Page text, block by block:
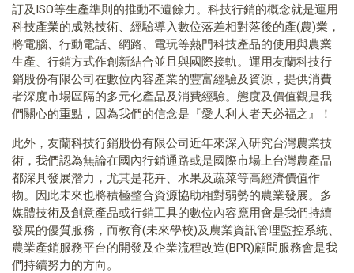
訂及ISO等生產準則的推動不遺餘力。科技行銷的概念就是運用
科技產業的成熟技術、經驗導入數位落差相對落後的產(農)業，
將電腦、行動電話、網路、電玩等熱門科技產品的使用與農業
生產、行銷方式作創新結合並且與國際接軌。運用友蘭科技行
銷股份有限公司在數位內容產業的豐富經驗及資源，提供消費
者深度市場區隔的多元化產品及消費經驗。態度及價值觀是我
們關心的重點，因為我們的信念是『愛人利人者天必福之』！
此外，友蘭科技行銷股份有限公司近年來深入研究台灣農業技
術，我們認為無論在國內行銷通路或是國際市場上台灣農產品
都深具發展潛力，尤其是花卉、水果及蔬菜等高經濟價值作
物。因此未來也將積極整合資源協助相對弱勢的農業發展。多
媒體技術及創意產品或行銷工具的數位內容應用會是我們持續
發展的優質服務，而教育(未來學校)及農業資訊管理監控系統、
農業產銷服務平台的開發及企業流程改造(BPR)顧問服務會是我
們持續努力的方向。